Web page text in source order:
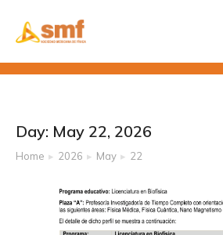
Day: May 22, 2026
You are here:
Home 2026 May 22